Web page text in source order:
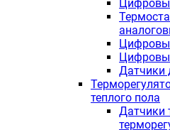
Датчики
теплого пола
Датчики